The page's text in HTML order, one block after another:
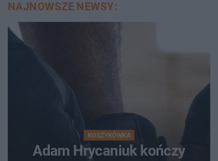
NAJNOWSZE NEWSY:
KOSZYKÓWKA
Adam Hrycaniuk kończy